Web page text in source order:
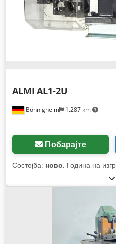
Bönnigheim 1.287 km
ALMI AL1-2U
Побарајте
Состојба: ново, Година на